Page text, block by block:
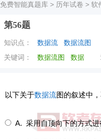
免费智能真题库 > 历年试卷 > 软
第56题
知识点： 数据流
数据流图
关键词：
数据流图 数据
以下关于数据流图的叙述中
A. 采用自顶向下的方式